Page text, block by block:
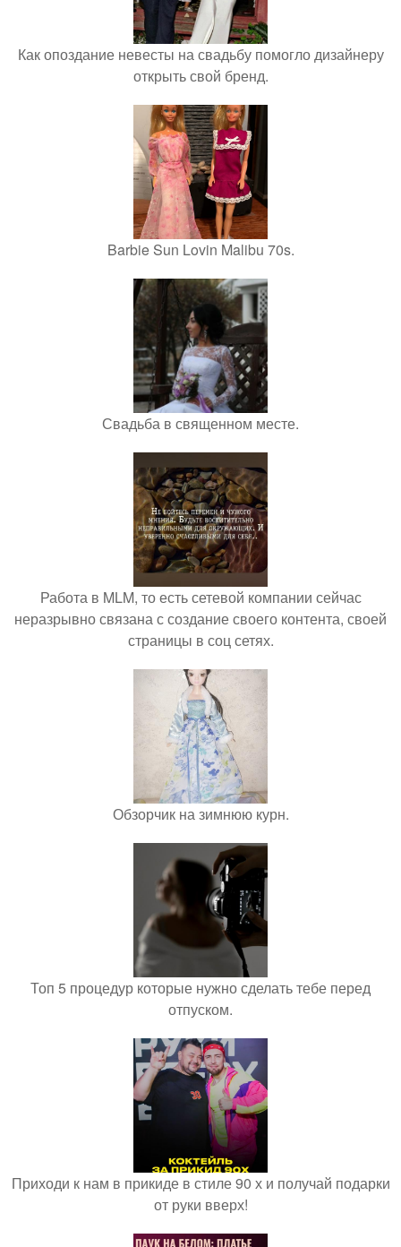
Как опоздание невесты на свадьбу помогло дизайнеру
открыть свой бренд.
Barbie Sun Lovin Malibu 70s.
Свадьба в священном месте.
Работа в MLM, то есть сетевой компании сейчас
неразрывно связана с создание своего контента, своей
страницы в соц сетях.
Обзорчик на зимнюю курн.
Топ 5 процедур которые нужно сделать тебе перед
отпуском.
Приходи к нам в прикиде в стиле 90 х и получай подарки
от руки вверх!